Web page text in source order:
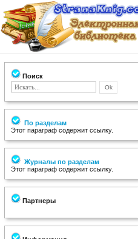
Поиск
По разделам
Этот параграф содержит ссылку.
Журналы по разделам
Этот параграф содержит ссылку.
Партнеры